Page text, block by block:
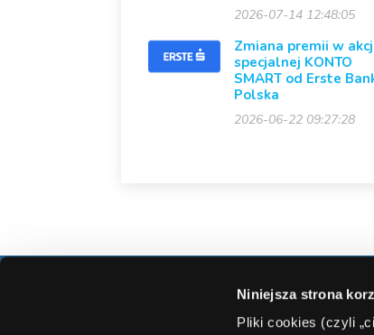
Niniejsza strona
Pliki cookies (czyli
2026-07-14 12:48:05
Zmiana premii w
specjalnej KONTO
SMART od Erste
Polska
2026-06-22 09:27:28